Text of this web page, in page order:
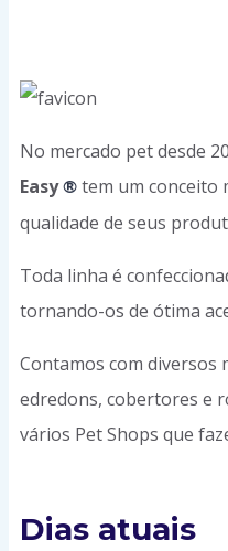
No mercado pet desde
Easy®tem um conceito
qualidade de seus
Toda linha é
tornando-os de ótima
Contamos com diversos
edredons, cobertores e
vários Pet Shops que
Dias atuais